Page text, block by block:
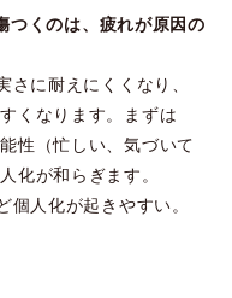
つくのは、疲れが原因の
に耐えにくくなり、
くなります。まずは
性（忙しい、気づいて
化が和らぎます。
人化が起きやすい。